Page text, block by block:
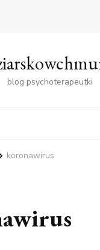
blog psychoterapeutki
koronawirus